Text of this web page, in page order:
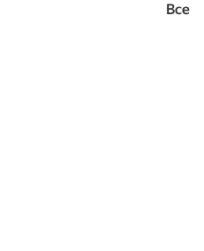
Все